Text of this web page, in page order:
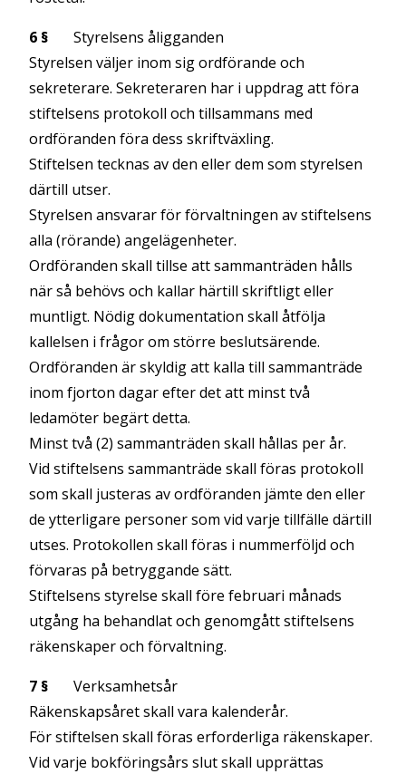
6 § Styrelsens åligganden
Styrelsen väljer inom sig ordförande och
sekreterare. Sekreteraren har i uppdrag att föra
stiftelsens protokoll och tillsammans med
ordföranden föra dess skriftväxling.
Stiftelsen tecknas av den eller dem som styrelsen
därtill utser.
Styrelsen ansvarar för förvaltningen av stiftelsens
alla (rörande) angelägenheter.
Ordföranden skall tillse att sammanträden hålls
när så behövs och kallar härtill skriftligt eller
muntligt. Nödig dokumentation skall åtfölja
kallelsen i frågor om större beslutsärende.
Ordföranden är skyldig att kalla till sammanträde
inom fjorton dagar efter det att minst två
ledamöter begärt detta.
Minst två (2) sammanträden skall hållas per år.
Vid stiftelsens sammanträde skall föras protokoll
som skall justeras av ordföranden jämte den eller
de ytterligare personer som vid varje tillfälle därtill
utses. Protokollen skall föras i nummerföljd och
förvaras på betryggande sätt.
Stiftelsens styrelse skall före februari månads
utgång ha behandlat och genomgått stiftelsens
räkenskaper och förvaltning.
7 § Verksamhetsår
Räkenskapsåret skall vara kalenderår.
För stiftelsen skall föras erforderliga räkenskaper.
Vid varje bokföringsårs slut skall upprättas